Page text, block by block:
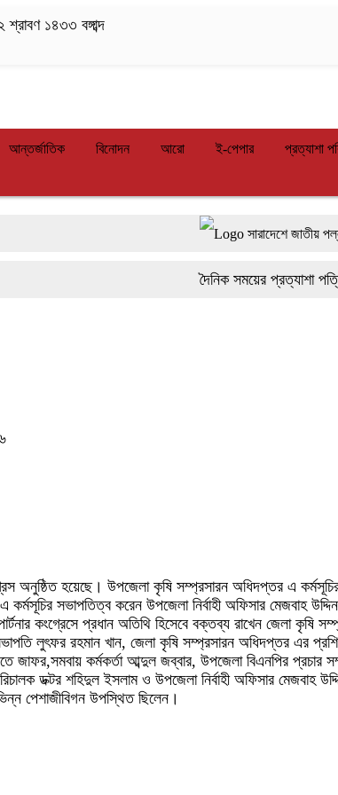
১৪৩৩ বঙ্গাব্দ
আন্তর্জাতিক বিনোদন আরো ই-পেপার প্রত্যাশা
সারাদেশে জাতীয় পল্লী উন্নয়ন
মোবাইল চার্জ দিতে গিয়ে কিশোরীর
দৈনিক সময়ের প্রত্যাশা পত্রিকার
অনুষ্ঠিত হয়েছে। উপজেলা কৃষি সম্প্রসারন অধিদপ্তর এ
কর্মসূচির সভাপতিত্ব করেন উপজেলা নির্বাহী অফিসার মেজবাহ
কংগ্রেসে প্রধান অতিথি হিসেবে বক্তব্য রাখেন জেলা কৃষি
লুৎফর রহমান খান, জেলা কৃষি সম্প্রসারন অধিদপ্তর এর
জাফর,সমবায় কর্মকর্তা আব্দুল জব্বার, উপজেলা বিএনপির
ডক্টর শহিদুল ইসলাম ও উপজেলা নির্বাহী অফিসার মেজবাহ
পেশাজীবিগন উপস্থিত ছিলেন।